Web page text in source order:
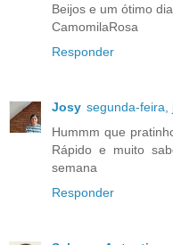
Beijos e um ótimo
CamomilaRosa
Responder
Josy segunda-feira,
Hummm que
Rápido e muito
semana
Responder